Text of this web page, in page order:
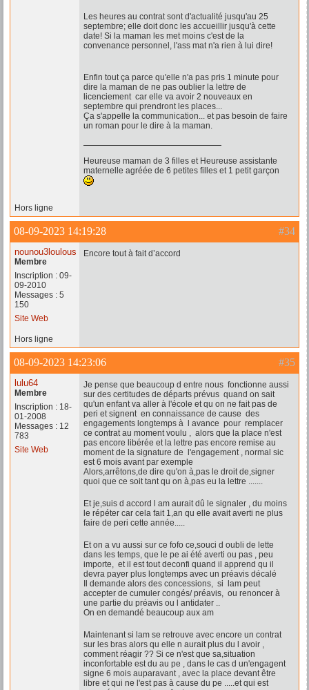
Les heures au contrat sont d'actualité jusqu'au 25
septembre; elle doit donc les accueillir jusqu'à cette
date! Si la maman les met moins c'est de la
convenance personnel, l'ass mat n'a rien à lui dire!
Enfin tout ça parce qu'elle n'a pas pris 1 minute pour
dire la maman de ne pas oublier la lettre de
licenciement car elle va avoir 2 nouveaux en
septembre qui prendront les places...
Ça s'appelle la communication... et pas besoin de faire
un roman pour le dire à la maman.
Heureuse maman de 3 filles et Heureuse assistante
maternelle agréée de 6 petites filles et 1 petit garçon
Hors ligne
#34
08-09-2023 14:19:28
nounou3loulous
Membre
Inscription : 09-
09-2010
Messages : 5
150
Site Web
Encore tout à fait d’accord
Hors ligne
#35
08-09-2023 14:23:06
lulu64
Membre
Inscription : 18-
01-2008
Messages : 12
783
Site Web
Je pense que beaucoup d entre nous fonctionne aussi
sur des certitudes de départs prévus quand on sait
qu'un enfant va aller à l'école et qu on ne fait pas de
peri et signent en connaissance de cause des
engagements longtemps à l avance pour remplacer
ce contrat au moment voulu , alors que la place n'est
pas encore libérée et la lettre pas encore remise au
moment de la signature de l'engagement , normal sic
est 6 mois avant par exemple
Alors,arrêtons,de dire qu'on à,pas le droit de,signer
quoi que ce soit tant qu on à,pas eu la lettre .......
Et je,suis d accord l am aurait dû le signaler , du moins
le répéter car cela fait 1,an qu elle avait averti ne plus
faire de peri cette année.....
Et on a vu aussi sur ce fofo ce,souci d oubli de lette
dans les temps, que le pe ai été averti ou pas , peu
importe, et il est tout deconfi quand il apprend qu il
devra payer plus longtemps avec un préavis décalé
Il demande alors des concessions, si lam peut
accepter de cumuler congés/ préavis, ou renoncer à
une partie du préavis ou l antidater ..
On en demandé beaucoup aux am
Maintenant si lam se retrouve avec encore un contrat
sur les bras alors qu elle n aurait plus du l avoir ,
comment réagir ?? Si ce n'est que sa,situation
inconfortable est du au pe , dans le cas d un'engagent
signe 6 mois auparavant , avec la place devant être
libre et qui ne l'est pas à cause du pe .....et qui est